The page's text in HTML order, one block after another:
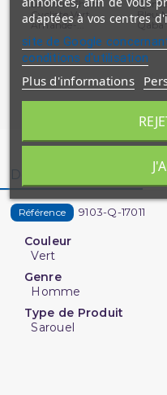
Le SwimShort
Cycliste Vert
Amande-...
Bleu
Détails du produit
Référence 9103-Q-17011
Couleur
Vert
Genre
Homme
Type de Produit
Sarouel
adaptées à vos centres
site de Google
conditions d'utilisation
Plus d'informations